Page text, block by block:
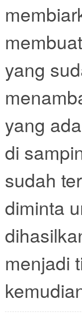
yang
yang
di
sudah
diminta
menjadi